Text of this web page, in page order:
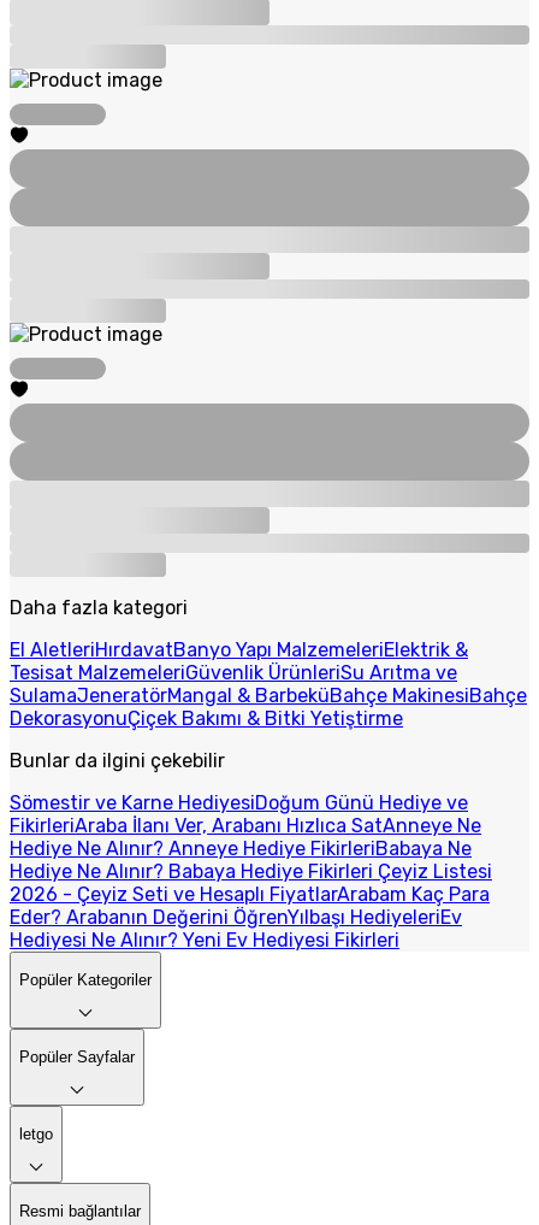
Daha fazla kategori
El AletleriHırdavatBanyo Yapı MalzemeleriElektrik &
Tesisat MalzemeleriGüvenlik ÜrünleriSu Arıtma ve
SulamaJeneratörMangal & BarbeküBahçe MakinesiBahçe
DekorasyonuÇiçek Bakımı & Bitki Yetiştirme
Bunlar da ilgini çekebilir
Sömestir ve Karne HediyesiDoğum Günü Hediye ve
FikirleriAraba İlanı Ver, Arabanı Hızlıca SatAnneye Ne
Hediye Ne Alınır? Anneye Hediye FikirleriBabaya Ne
Hediye Ne Alınır? Babaya Hediye Fikirleri Çeyiz Listesi
2026 - Çeyiz Seti ve Hesaplı FiyatlarArabam Kaç Para
Eder? Arabanın Değerini ÖğrenYılbaşı HediyeleriEv
Hediyesi Ne Alınır? Yeni Ev Hediyesi Fikirleri
Popüler Kategoriler
Popüler Sayfalar
letgo
Resmi bağlantılar